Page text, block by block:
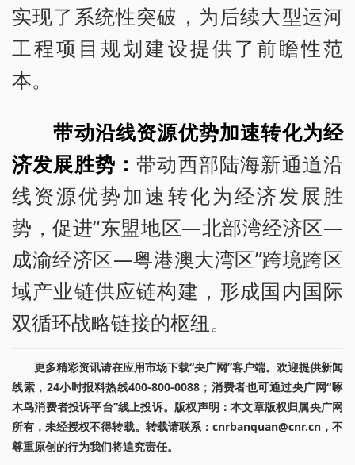
实现了系统性突破，为后续大型运河
工程项目规划建设提供了前瞻性范
本。
带动沿线资源优势加速转化为经
济发展胜势：带动西部陆海新通道沿
线资源优势加速转化为经济发展胜
势，促进“东盟地区—北部湾经济区—
成渝经济区—粤港澳大湾区”跨境跨区
域产业链供应链构建，形成国内国际
双循环战略链接的枢纽。
更多精彩资讯请在应用市场下载“央广网”客户端。欢迎提供新闻
线索，24小时报料热线400-800-0088；消费者也可通过央广网“啄
木鸟消费者投诉平台”线上投诉。版权声明：本文章版权归属央广网
所有，未经授权不得转载。转载请联系：cnrbanquan@cnr.cn，不
尊重原创的行为我们将追究责任。